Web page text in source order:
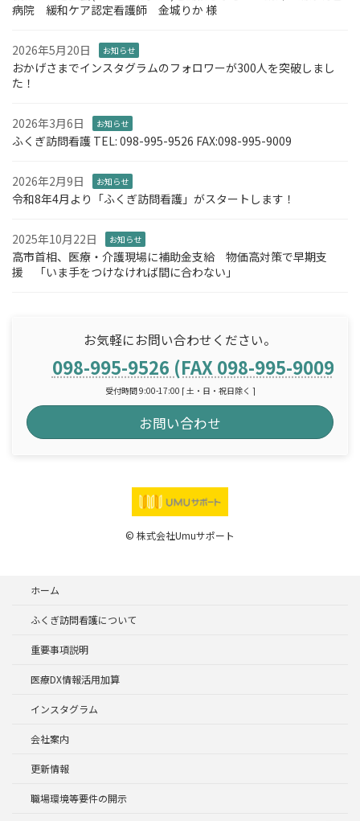
病院 緩和ケア認定看護師 金城りか 様
2026年5月20日 お知らせ
おかげさまでインスタグラムのフォロワーが300人を突破しまし
た！
2026年3月6日 お知らせ
ふくぎ訪問看護 TEL: 098-995-9526 FAX:098-995-9009
2026年2月9日 お知らせ
令和8年4月より「ふくぎ訪問看護」がスタートします！
2025年10月22日 お知らせ
高市首相、医療・介護現場に補助金支給 物価高対策で早期支
援 「いま手をつけなければ間に合わない」
お気軽にお問い合わせください。
098-995-9526 (FAX 098-995-9009)
受付時間 9:00-17:00 [ 土・日・祝日除く ]
お問い合わせ
© 株式会社Umuサポート
ホーム
ふくぎ訪問看護について
重要事項説明
医療DX情報活用加算
インスタグラム
会社案内
更新情報
職場環境等要件の開示